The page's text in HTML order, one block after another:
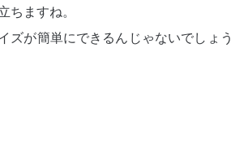
ますね。
ズが簡単にできるんじゃないでしょう